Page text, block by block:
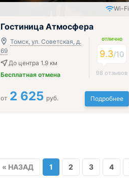
Wi-Fi
Гостиница Атмосфера
Томск, ул. Советская, д.
69
До центра 1.9 км
Бесплатная отмена
ОТЛИЧНО
9.3/10
98 отзывов
от 2 625 руб. Подробнее
« НАЗАД 1 2 3 4